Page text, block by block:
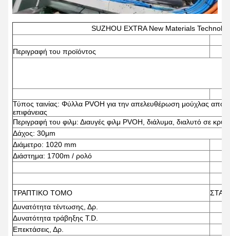
SUZHOU EXTRA New Materials
Περιγραφή του προϊόντος
Τύπος ταινίας: Φύλλα PVOH για την απελευθέρωση μούχλας από
επιφάνειας
Περιγραφή του φιλμ: Διαυγές φιλμ PVOH, διάλυμα, διαλυτό σε
Δάχος: 30μm
Διάμετρο: 1020 mm
Διάστημα: 1700m / ρολό
ΤΡΑΠΤΙΚΟ ΤΟΜΟ
Δυνατότητα τέντωσης, Δρ.
Δυνατότητα τράβηξης T.D.
Επεκτάσεις, Δρ.